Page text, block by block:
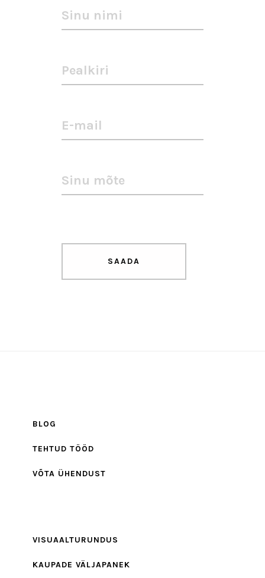
BLOG
TEHTUD TÖÖD
VÕTA ÜHENDUST
VISUAALTURUNDUS
KAUPADE VÄLJAPANEK